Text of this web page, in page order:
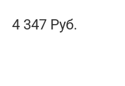
4 347 Руб.